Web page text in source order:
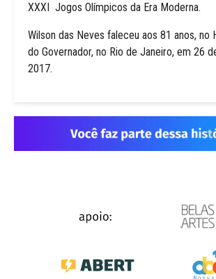
XXXI Jogos Olímpicos da Era Moderna.
Wilson das Neves faleceu aos 81 anos, no
do Governador, no Rio de Janeiro, em 26
2017.